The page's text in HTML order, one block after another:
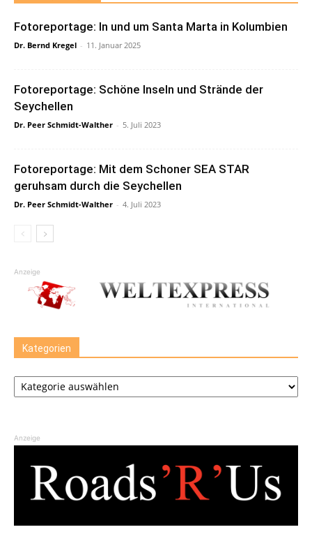
Fotoreportage: In und um Santa Marta in Kolumbien
Dr. Bernd Kregel - 11. Januar 2025
Fotoreportage: Schöne Inseln und Strände der
Seychellen
Dr. Peer Schmidt-Walther - 5. Juli 2023
Fotoreportage: Mit dem Schoner SEA STAR
geruhsam durch die Seychellen
Dr. Peer Schmidt-Walther - 4. Juli 2023
Anzeige
Kategorien
Kategorien
Anzeige